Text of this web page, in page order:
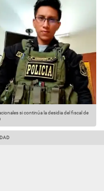
si continúa la desidia del fiscal de